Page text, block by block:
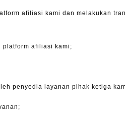
afiliasi kami dan melakukan
platform afiliasi kami;
penyedia layanan pihak ketiga